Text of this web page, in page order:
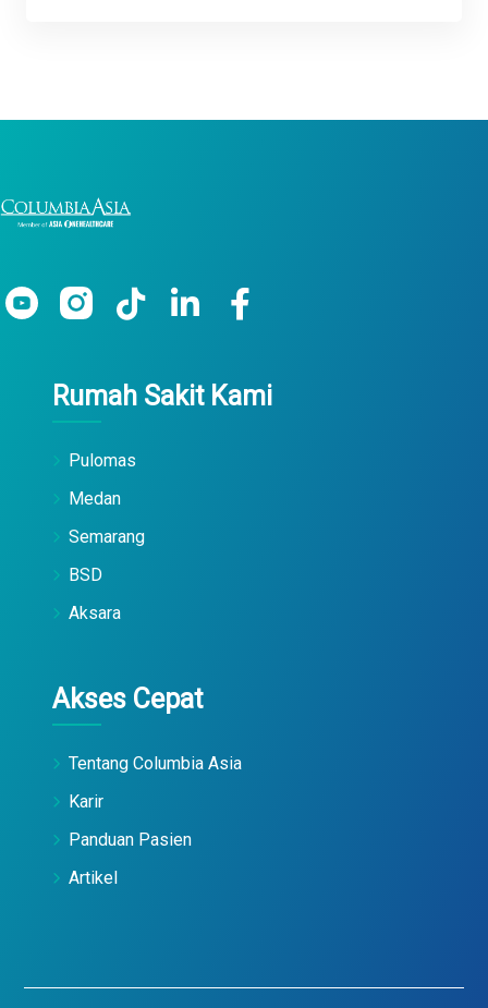
Rumah Sakit Kami
Pulomas
Medan
Semarang
BSD
Aksara
Akses Cepat
Tentang Columbia Asia
Karir
Panduan Pasien
Artikel